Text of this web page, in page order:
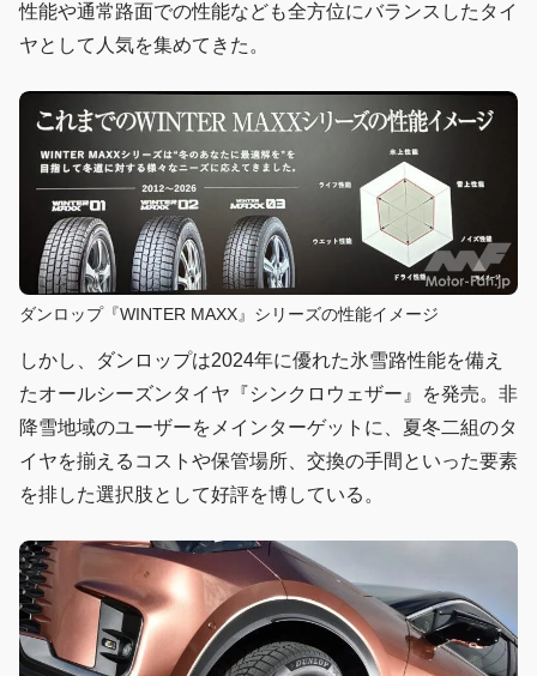
性能や通常路面での性能なども全方位にバランスしたタイ
ヤとして人気を集めてきた。
ダンロップ『WINTER MAXX』シリーズの性能イメージ
しかし、ダンロップは2024年に優れた氷雪路性能を備え
たオールシーズンタイヤ『シンクロウェザー』を発売。非
降雪地域のユーザーをメインターゲットに、夏冬二組のタ
イヤを揃えるコストや保管場所、交換の手間といった要素
を排した選択肢として好評を博している。